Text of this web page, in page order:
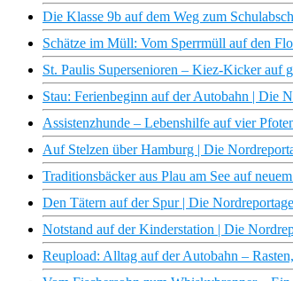
Die Klasse 9b auf dem Weg zum
Schätze im Müll: Vom Sperrmüll auf den
St. Paulis Supersenioren – Kiez-Kicker auf
Stau: Ferienbeginn auf der Autobahn | Die
Assistenzhunde – Lebenshilfe auf vier
Auf Stelzen über Hamburg | Die
Traditionsbäcker aus Plau am See auf
Den Tätern auf der Spur | Die
Notstand auf der Kinderstation | Die
Reupload: Alltag auf der Autobahn –